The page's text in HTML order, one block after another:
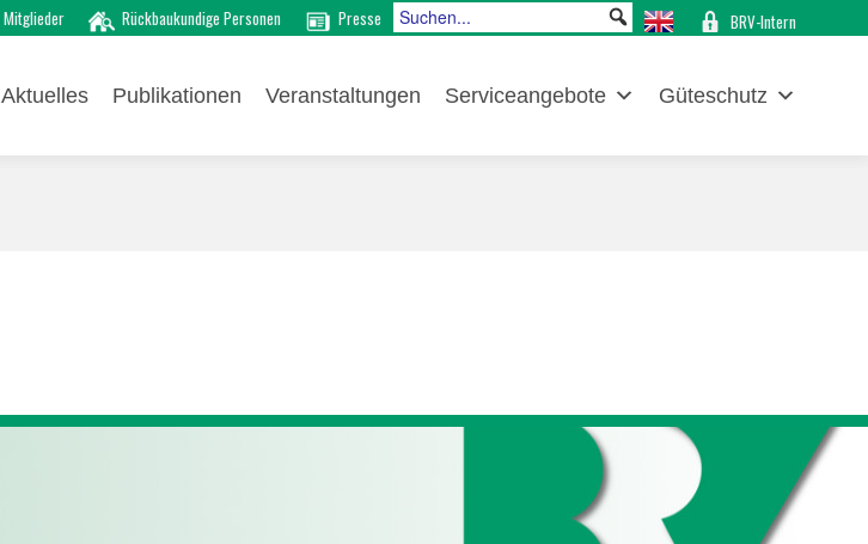
Mitglieder Rückbaukundige Personen Presse BRV-Intern
Aktuelles Publikationen Veranstaltungen Serviceangebote Güteschutz